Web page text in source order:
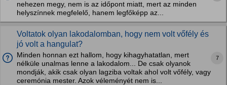
nehezen megy, nem is az időpont miatt, mert az minden
helyszínnek megfelelő, hanem legfőképp az...
Voltatok olyan lakodalomban, hogy nem volt vőfély és
jó volt a hangulat?
Minden honnan ezt hallom, hogy kihagyhatatlan, mert
nélküle unalmas lenne a lakodalom... De csak olyanok
mondják, akik csak olyan lagziba voltak ahol volt vőfély, vagy
ceremónia mester. Azok véleményét nem is...
7